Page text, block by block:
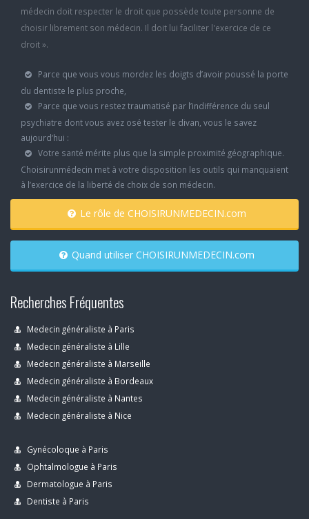
médecin doit respecter le droit que possède toute personne de
choisir librement son médecin. Il doit lui faciliter l'exercice de ce
droit ».
Parce que vous vous mordez les doigts d’avoir poussé la porte
du dentiste le plus proche,
Parce que vous restez traumatisé par l’indifférence du seul
psychiatre dont vous avez osé tester le divan, vous le savez
aujourd’hui :
Votre santé mérite plus que la simple proximité géographique.
Choisirunmédecin met à votre disposition les outils qui manquaient
à l’exercice de la liberté de choix de son médecin.
Le rôle de CHOISIRUNMEDECIN.com
Quand utiliser CHOISIRUNMEDECIN.com
Recherches Fréquentes
Medecin généraliste à Paris
Medecin généraliste à Lille
Medecin généraliste à Marseille
Medecin généraliste à Bordeaux
Medecin généraliste à Nantes
Medecin généraliste à Nice
Gynécoloque à Paris
Ophtalmologue à Paris
Dermatologue à Paris
Dentiste à Paris